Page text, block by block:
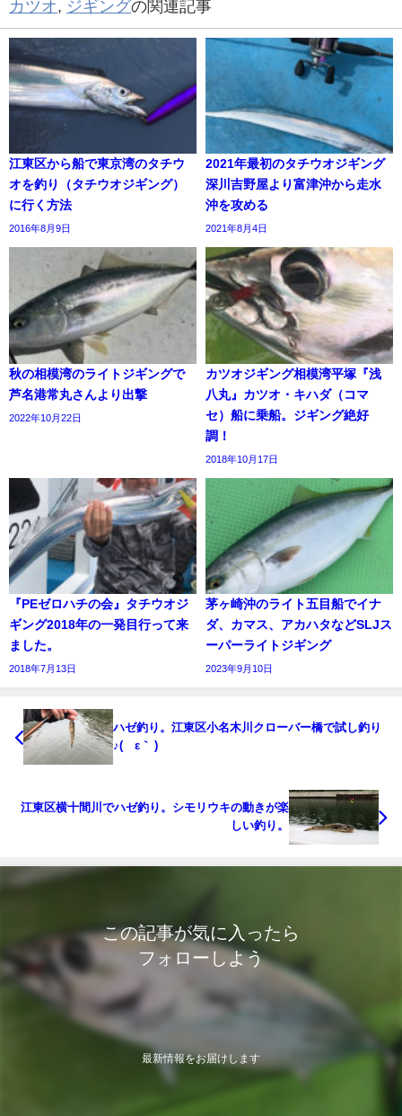
カツオ, ジギングの関連記事
江東区から船で東京湾のタチウ
オを釣り（タチウオジギング）
に行く方法
2016年8月9日
2021年最初のタチウオジギング
深川吉野屋より富津沖から走水
沖を攻める
2021年8月4日
秋の相模湾のライトジギングで
芦名港常丸さんより出撃
2022年10月22日
カツオジギング相模湾平塚『浅
八丸』カツオ・キハダ（コマ
セ）船に乗船。ジギング絶好
調！
2018年10月17日
『PEゼロハチの会』タチウオジ
ギング2018年の一発目行って来
ました。
2018年7月13日
茅ヶ崎沖のライト五目船でイナ
ダ、カマス、アカハタなどSLJス
ーパーライトジギング
2023年9月10日
ハゼ釣り。江東区小名木川クローバー橋で試し釣り
♪(´ε｀ )
江東区横十間川でハゼ釣り。シモリウキの動きが楽
しい釣り。
この記事が気に入ったら
フォローしよう
最新情報をお届けします